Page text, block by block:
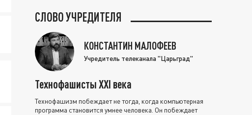
СЛОВО УЧРЕДИТЕЛЯ
КОНСТАНТИН МАЛОФЕЕВ
Учредитель телеканала "Царьград"
Технофашисты XXI века
Технофашизм побеждает не тогда, когда компьютерная
программа становится умнее человека. Он побеждает